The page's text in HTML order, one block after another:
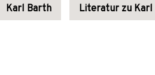
Karl Barth Literatur zu Karl